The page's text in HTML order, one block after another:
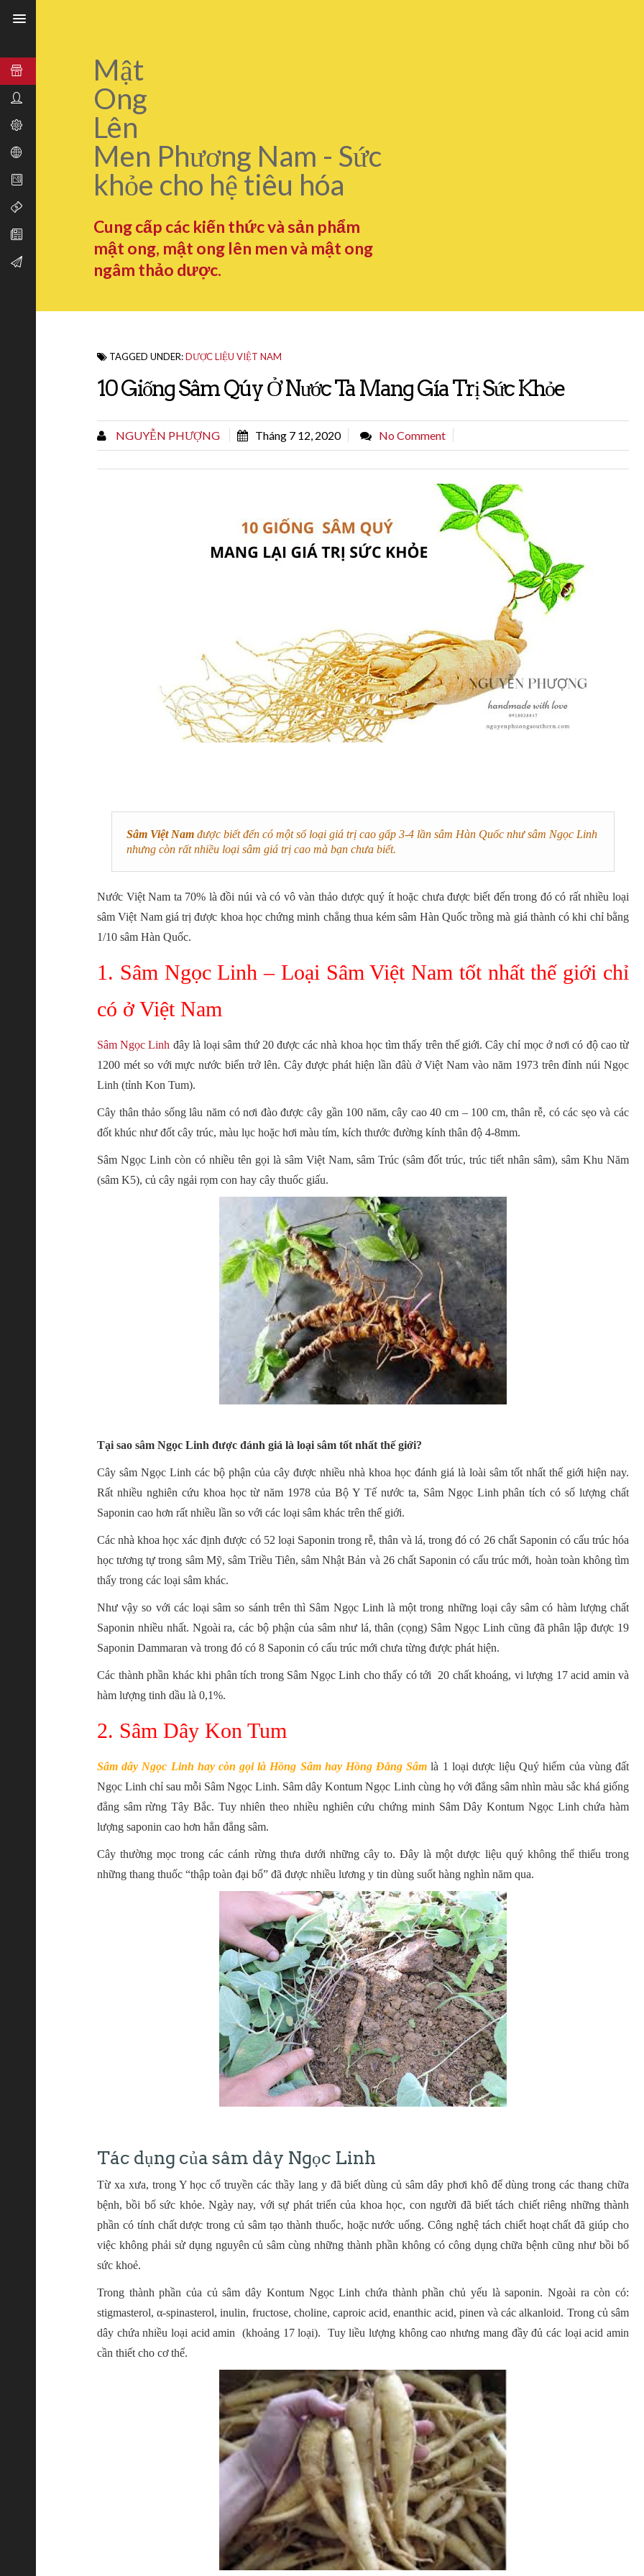
Mật
Ong
Lên
Men Phương Nam - Sức
khỏe cho hệ tiêu hóa
Cung cấp các kiến thức và sản phẩm
mật ong, mật ong lên men và mật ong
ngâm thảo dược.
TAGGED UNDER:DƯỢC LIỆU VIỆT NAM
10 Giống Sâm Qúy Ở Nước Ta Mang Gía Trị Sức Khỏe
NGUYỄN PHƯỢNG Tháng 7 12, 2020 No Comment
Sâm Việt Nam được biết đến có một số loại giá trị cao gấp 3-4 lần sâm Hàn Quốc như sâm Ngọc Linh
nhưng còn rất nhiều loại sâm giá trị cao mà bạn chưa biết.
Nước Việt Nam ta 70% là đồi núi và có vô vàn thảo dược quý ít hoặc chưa được biết đến trong đó có rất nhiều loại
sâm Việt Nam giá trị được khoa học chứng minh chẳng thua kém sâm Hàn Quốc trồng mà giá thành có khi chỉ bằng
1/10 sâm Hàn Quốc.
1. Sâm Ngọc Linh – Loại Sâm Việt Nam tốt nhất thế giới chỉ
có ở Việt Nam
Sâm Ngọc Linh đây là loại sâm thứ 20 được các nhà khoa học tìm thấy trên thế giới. Cây chỉ mọc ở nơi có độ cao từ
1200 mét so với mực nước biển trở lên. Cây được phát hiện lần đâù ở Việt Nam vào năm 1973 trên đỉnh núi Ngọc
Linh (tỉnh Kon Tum).
Cây thân thảo sống lâu năm có nơi đào được cây gần 100 năm, cây cao 40 cm – 100 cm, thân rễ, có các sẹo và các
đốt khúc như đốt cây trúc, màu lục hoặc hơi màu tím, kích thước đường kính thân độ 4-8mm.
Sâm Ngọc Linh còn có nhiều tên gọi là sâm Việt Nam, sâm Trúc (sâm đốt trúc, trúc tiết nhân sâm), sâm Khu Năm
(sâm K5), củ cây ngải rọm con hay cây thuốc giấu.
Tại sao sâm Ngọc Linh được đánh giá là loại sâm tốt nhất thế giới?
Cây sâm Ngọc Linh các bộ phận của cây được nhiều nhà khoa học đánh giá là loài sâm tốt nhất thế giới hiện nay.
Rất nhiều nghiên cứu khoa học từ năm 1978 của Bộ Y Tế nước ta, Sâm Ngọc Linh phân tích có số lượng chất
Saponin cao hơn rất nhiều lần so với các loại sâm khác trên thế giới.
Các nhà khoa học xác định được có 52 loại Saponin trong rễ, thân và lá, trong đó có 26 chất Saponin có cấu trúc hóa
học tương tự trong sâm Mỹ, sâm Triều Tiên, sâm Nhật Bản và 26 chất Saponin có cấu trúc mới, hoàn toàn không tìm
thấy trong các loại sâm khác.
Như vậy so với các loại sâm so sánh trên thì Sâm Ngọc Linh là một trong những loại cây sâm có hàm lượng chất
Saponin nhiều nhất. Ngoài ra, các bộ phận của sâm như lá, thân (cọng) Sâm Ngọc Linh cũng đã phân lập được 19
Saponin Dammaran và trong đó có 8 Saponin có cấu trúc mới chưa từng được phát hiện.
Các thành phần khác khi phân tích trong Sâm Ngọc Linh cho thấy có tới 20 chất khoáng, vi lượng 17 acid amin và
hàm lượng tinh dầu là 0,1%.
2. Sâm Dây Kon Tum
Sâm dây Ngọc Linh hay còn gọi là Hồng Sâm hay Hồng Đẳng Sâm là 1 loại dược liệu Quý hiếm của vùng đất
Ngọc Linh chỉ sau mỗi Sâm Ngọc Linh. Sâm dây Kontum Ngọc Linh cùng họ với đẳng sâm nhìn màu sắc khá giống
đẳng sâm rừng Tây Bắc. Tuy nhiên theo nhiều nghiên cứu chứng minh Sâm Dây Kontum Ngọc Linh chứa hàm
lượng saponin cao hơn hẳn đẳng sâm.
Cây thường mọc trong các cánh rừng thưa dưới những cây to. Đây là một dược liệu quý không thể thiếu trong
những thang thuốc “thập toàn đại bổ” đã được nhiều lương y tin dùng suốt hàng nghìn năm qua.
Tác dụng của sâm dây Ngọc Linh
Từ xa xưa, trong Y học cổ truyền các thầy lang y đã biết dùng củ sâm dây phơi khô để dùng trong các thang chữa
bệnh, bồi bổ sức khỏe. Ngày nay, với sự phát triển của khoa học, con người đã biết tách chiết riêng những thành
phần có tính chất dược trong củ sâm tạo thành thuốc, hoặc nước uống. Công nghệ tách chiết hoạt chất đã giúp cho
việc không phải sử dụng nguyên củ sâm cùng những thành phần không có công dụng chữa bệnh cũng như bồi bổ
sức khoẻ.
Trong thành phần của củ sâm dây Kontum Ngọc Linh chứa thành phần chủ yếu là saponin. Ngoài ra còn có:
stigmasterol, α-spinasterol, inulin, fructose, choline, caproic acid, enanthic acid, pinen và các alkanloid. Trong củ sâm
dây chứa nhiều loại acid amin (khoảng 17 loại). Tuy liều lượng không cao nhưng mang đầy đủ các loại acid amin
cần thiết cho cơ thể.